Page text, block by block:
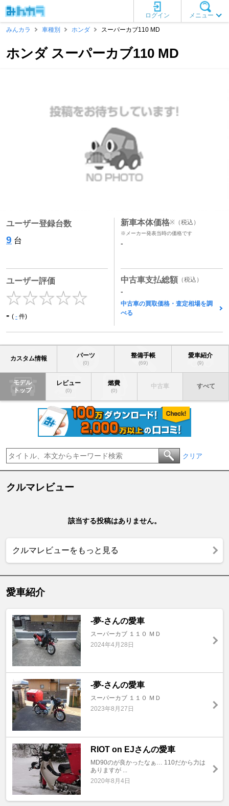
メニュー
ログイン
みんカラ
車種別 ホンダ スーパーカブ110 MD
ホンダ スーパーカブ110 MD
ユーザー登録台数
9 台
ユーザー評価
- ( - 件)
新車本体価格※ （税込）
※メーカー発表当時の価格です
-
中古車支払総額 （税込）
-
中古車の買取価格・査定相場を調
べる
カスタム情報 パーツ
(0)
整備手帳
(69)
愛車紹介
(9)
モデル
トップ
レビュー
(0)
燃費
(0)
中古車 すべて
クリア
クルマレビュー
該当する投稿はありません。
クルマレビューをもっと見る
愛車紹介
-夢-さんの愛車
スーパーカブ １１０ ＭＤ
2024年4月28日
-夢-さんの愛車
スーパーカブ １１０ ＭＤ
2023年8月27日
RIOT on EJさんの愛車
MD90のが良かったなぁ… 110だから力は
ありますが ...
2020年8月4日